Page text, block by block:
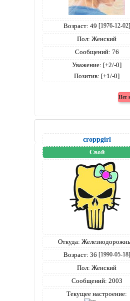
Возраст: 49 [1976-12-02]
Пол: Женский
Сообщений: 76
Уважение: [+2/-0]
Позитив: [+1/-0]
croppgirl
Свой
Откуда:
Возраст: 36 [1990-05-18]
Пол: Женский
Сообщений: 2003
Текущее настроение: